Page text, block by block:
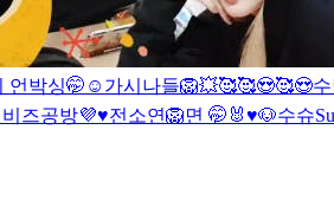
언박싱🤭☺ 가시나들🦁💥🥰🥰😍🥰😍
즈공방💜♥️전소연🦁면 🤭 🐰♥️🐶수슈